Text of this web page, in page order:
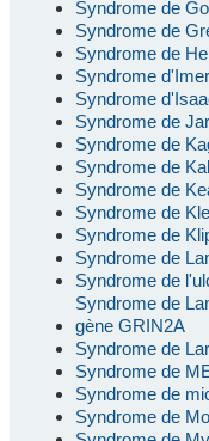
Syndrome de
Syndrome de
Syndrome de
Syndrome
Syndrome
Syndrome de
Syndrome de
Syndrome de
Syndrome de
Syndrome de
Syndrome de
Syndrome de
Syndrome de
Syndrome de
gène GRIN2A
Syndrome de
Syndrome de
Syndrome de
Syndrome de